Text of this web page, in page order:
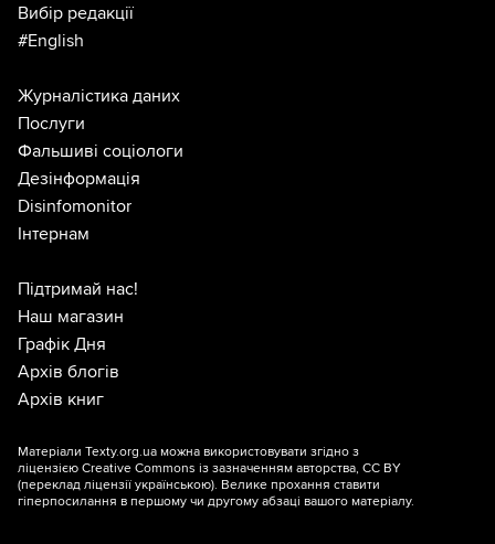
Вибір редакції
#English
Журналістика даних
Послуги
Фальшиві соціологи
Дезінформація
Disinfomonitor
Інтернам
Підтримай нас!
Наш магазин
Графік Дня
Архів блогів
Архів книг
Матеріали Texty.org.ua можна використовувати згідно з
ліцензією Creative Commons із зазначенням авторства, CC BY
(переклад ліцензії українською). Велике прохання ставити
гіперпосилання в першому чи другому абзаці вашого матеріалу.